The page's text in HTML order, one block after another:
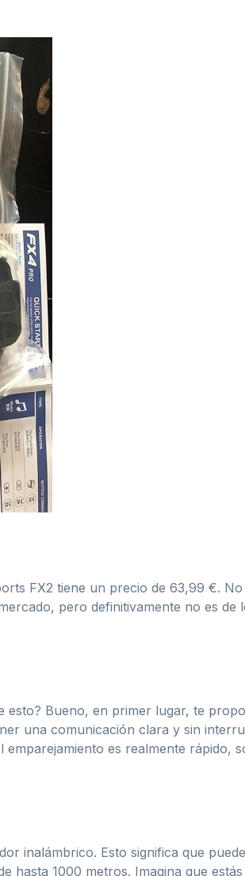
FX2 tiene un precio de 63,99 €. No
pero definitivamente no es de
esto? Bueno, en primer lugar, te
una comunicación clara y sin
es realmente rápido,
inalámbrico. Esto significa que
hasta 1000 metros. Imagina que estás